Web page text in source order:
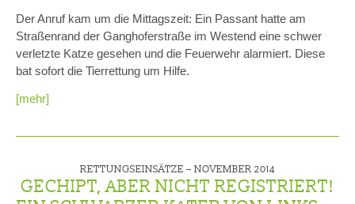
Der Anruf kam um die Mittagszeit: Ein Passant hatte am
Straßenrand der Ganghoferstraße im Westend eine schwer
verletzte Katze gesehen und die Feuerwehr alarmiert. Diese
bat sofort die Tierrettung um Hilfe.
[mehr]
RETTUNGSEINSÄTZE – NOVEMBER 2014
GECHIPT, ABER NICHT REGISTRIERT!